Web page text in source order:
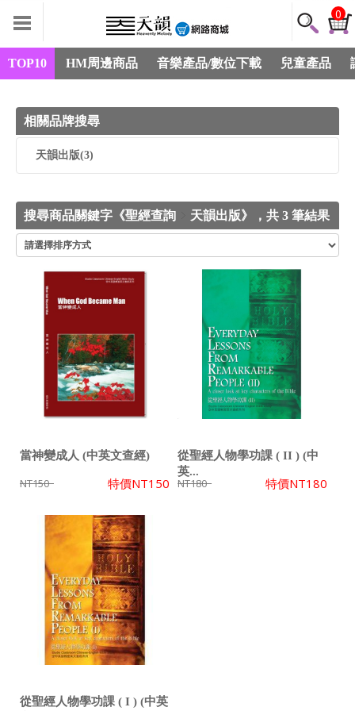
0
TOP10 HM周邊商品 音樂產品/數位下載 兒童產品
相關品牌搜尋
天韻出版(3)
搜尋商品關鍵字《聖經查詢 天韻出版》，共 3 筆結果
當神變成人 (中英文查經)
NT150 特價NT150
從聖經人物學功課 ( II ) (中
英...
NT180 特價NT180
從聖經人物學功課 ( I ) (中英